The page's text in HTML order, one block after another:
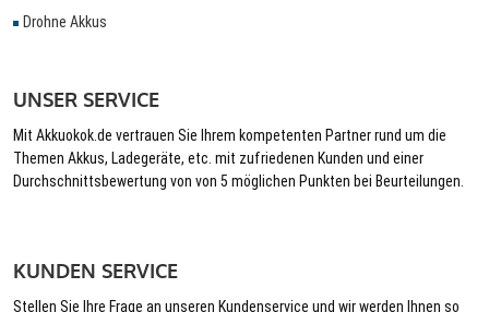
Drohne Akkus
UNSER SERVICE
Mit Akkuokok.de vertrauen Sie Ihrem kompetenten Partner rund um die
Themen Akkus, Ladegeräte, etc. mit zufriedenen Kunden und einer
Durchschnittsbewertung von von 5 möglichen Punkten bei Beurteilungen.
KUNDEN SERVICE
Stellen Sie Ihre Frage an unseren Kundenservice und wir werden Ihnen so